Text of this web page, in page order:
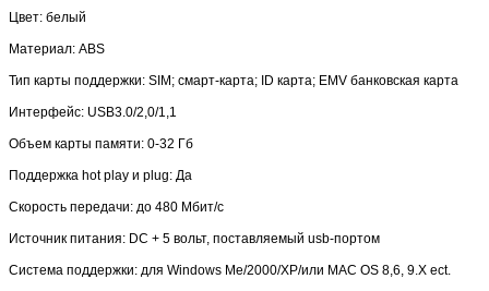
Цвет: белый
Материал: ABS
Тип карты поддержки: SIM; смарт-карта; ID карта; EMV банковская карта
Интерфейс: USB3.0/2,0/1,1
Объем карты памяти: 0-32 Гб
Поддержка hot play и plug: Да
Скорость передачи: до 480 Мбит/с
Источник питания: DC + 5 вольт, поставляемый usb-портом
Система поддержки: для Windows Me/2000/XP/или MAC OS 8,6, 9.X ect.